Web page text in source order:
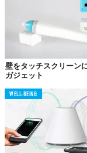
プロダクトの特徴は
従来「ワイヤレス」
ーブルがあるのが当
PLUG +C」は電源
除した大胆設計！
これであれば、設置
壁をタッチスクリーン
ガジェット
WELL-BEING